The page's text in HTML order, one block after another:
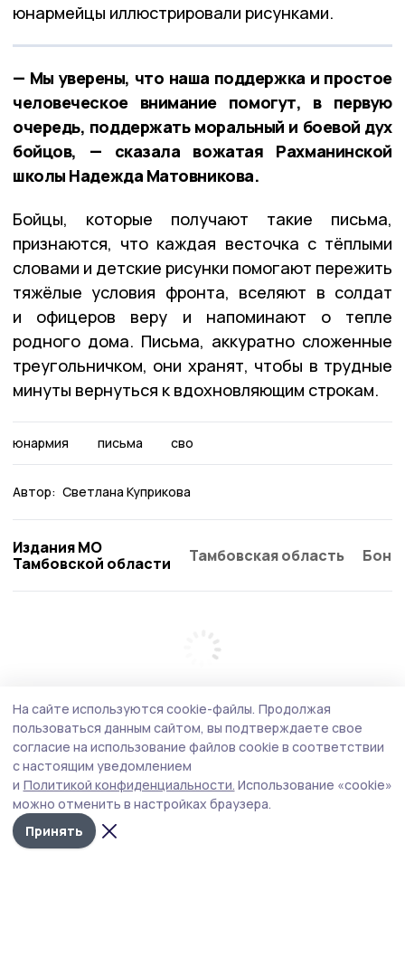
юнармейцы иллюстрировали рисунками.
— Мы уверены, что наша поддержка и простое
человеческое внимание помогут, в первую
очередь, поддержать моральный и боевой дух
бойцов, — сказала вожатая Рахманинской
школы Надежда Матовникова.
Бойцы, которые получают такие письма,
признаются, что каждая весточка с тёплыми
словами и детские рисунки помогают пережить
тяжёлые условия фронта, вселяют в солдат
и офицеров веру и напоминают о тепле
родного дома. Письма, аккуратно сложенные
треугольничком, они хранят, чтобы в трудные
минуты вернуться к вдохновляющим строкам.
юнармия письма сво
Автор: Светлана Куприкова
Издания МО
Тамбовской области
Тамбовская область
На сайте используются cookie-файлы. Продолжая
пользоваться данным сайтом, вы подтверждаете свое
согласие на использование файлов cookie в соответствии
с настоящим уведомлением
и Политикой конфиденциальности. Использование «cookie»
можно отменить в настройках браузера.
Принять